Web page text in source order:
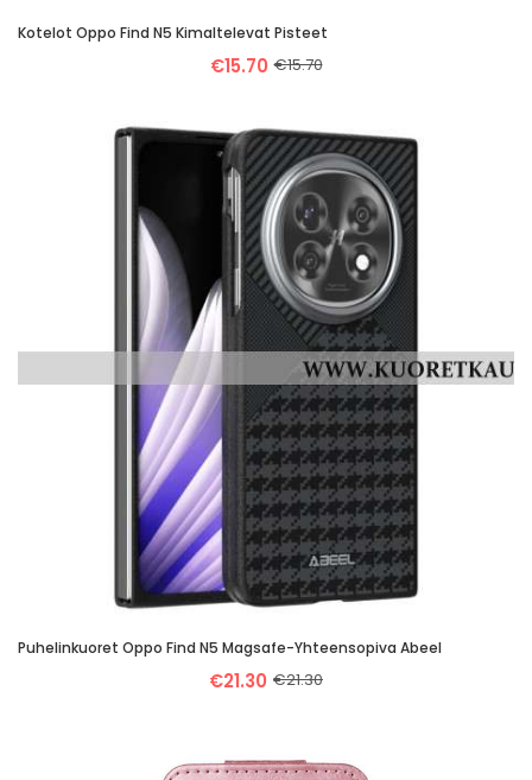
Kotelot Oppo Find N5 Kimaltelevat Pisteet
€15.70 €15.70
Puhelinkuoret Oppo Find N5 Magsafe-Yhteensopiva Abeel
€21.30 €21.30